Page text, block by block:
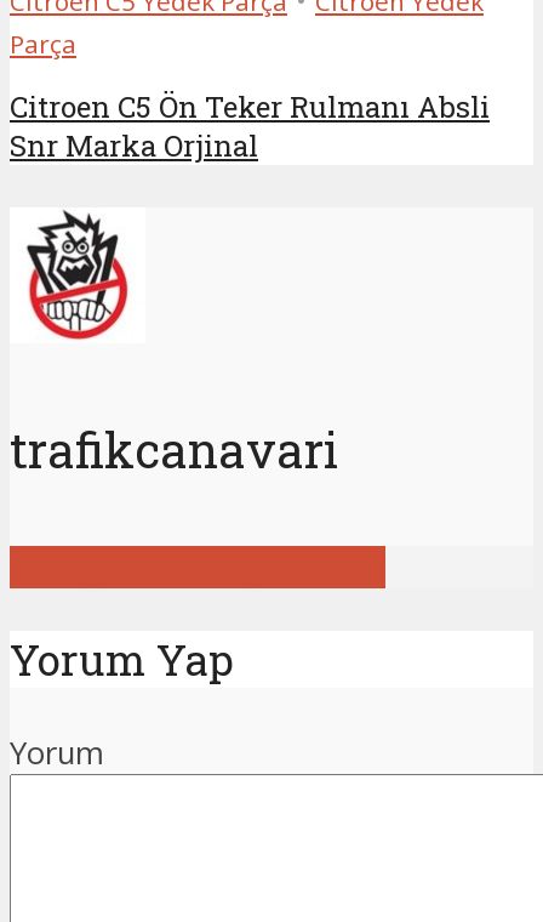
Parça
Citroen C5 Ön Teker Rulmanı Absli
Snr Marka Orjinal
trafikcanavari
Yorum Yap
Yorum